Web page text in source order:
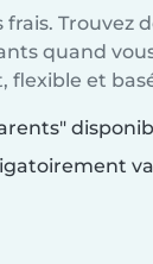
Trouvez
quand
et